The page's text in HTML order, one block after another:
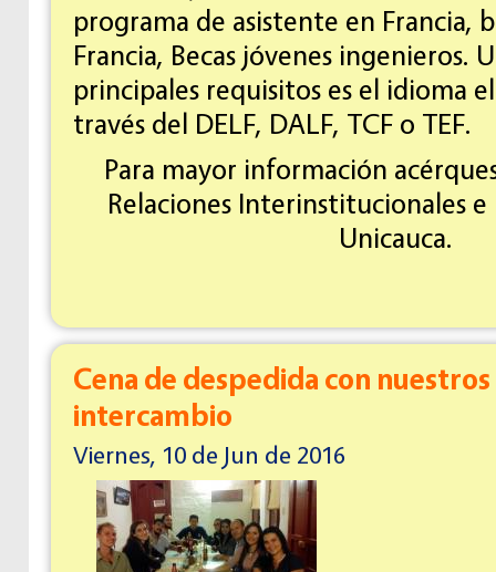
programa de asistente en Francia,
Francia, Becas jóvenes ingenieros.
principales requisitos es el idioma
través del DELF, DALF, TCF o TEF.
Para mayor información
Relaciones Interinstitucionales
Unicauca.
Cena de despedida con
intercambio
Viernes, 10 de Jun de 2016